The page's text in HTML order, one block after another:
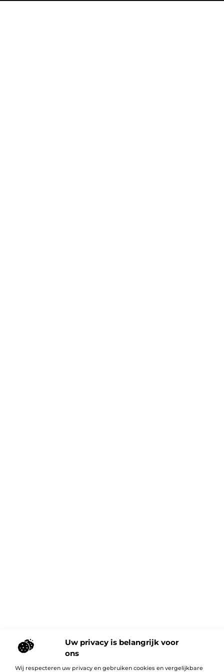
Uw privacy is belangrijk voor
ons
Wij respecteren uw privacy en gebruiken cookies en vergelijkbare